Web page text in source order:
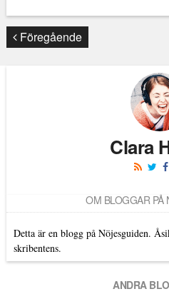
Föregående
Clara
OM BLOGGAR PÅ
Detta är en blogg på Nöjesguiden.
skribentens.
ANDRA